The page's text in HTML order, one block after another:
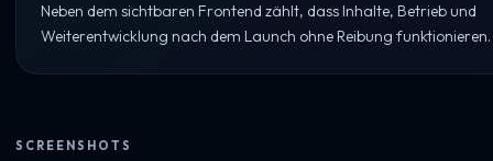
Neben dem sichtbaren Frontend zählt, dass Inhalte, Betrieb und
Weiterentwicklung nach dem Launch ohne Reibung funktionieren.
SCREENSHOTS